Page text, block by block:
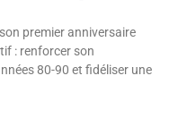
premier anniversaire
: renforcer son
80-90 et fidéliser une